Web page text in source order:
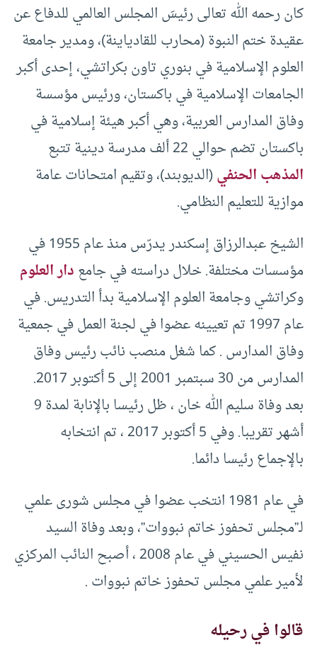
كان رحمه الله تعالى رئيسَ المجلس العالمي للدفاع عن
عقيدة ختم النبوة (محارب للقادياينة)، ومدير جامعة
العلوم الإسلامية في بنوري تاون بكراتشي، إحدى أكبر
الجامعات الإسلامية في باكستان، ورئيس مؤسسة
وفاق المدارس العربية، وهي أكبر هيئة إسلامية في
باكستان تضم حوالي 22 ألف مدرسة دينية تتبع
المذهب الحنفي(الديوبند)، وتقيم امتحانات عامة
موازية للتعليم النظامي.
الشيخ عبدالرزاق إسكندر يدرّس منذ عام 1955 في
مؤسسات مختلفة. خلال دراسته في جامعدار العلوم
وكراتشي وجامعة العلوم الإسلامية بدأ التدريس. في
عام 1997 تم تعيينه عضوا في لجنة العمل في جمعية
وفاق المدارس . كما شغل منصب نائب رئيس وفاق
المدارس من 30 سبتمبر 2001 إلى 5 أكتوبر 2017.
بعد وفاة سليم الله خان ، ظل رئيسا بالإنابة لمدة 9
أشهر تقريبا. وفي 5 أكتوبر 2017 ، تم انتخابه
بالإجماع رئيسا دائما.
في عام 1981 انتخب عضوا في مجلس شورى علمي
لـ”مجلس تحفوز خاتم نبووات”، وبعد وفاة السيد
نفيس الحسيني في عام 2008 ، أصبح النائب المركزي
لأمير علمي مجلس تحفوز خاتم نبووات .
قالوا في رحيله